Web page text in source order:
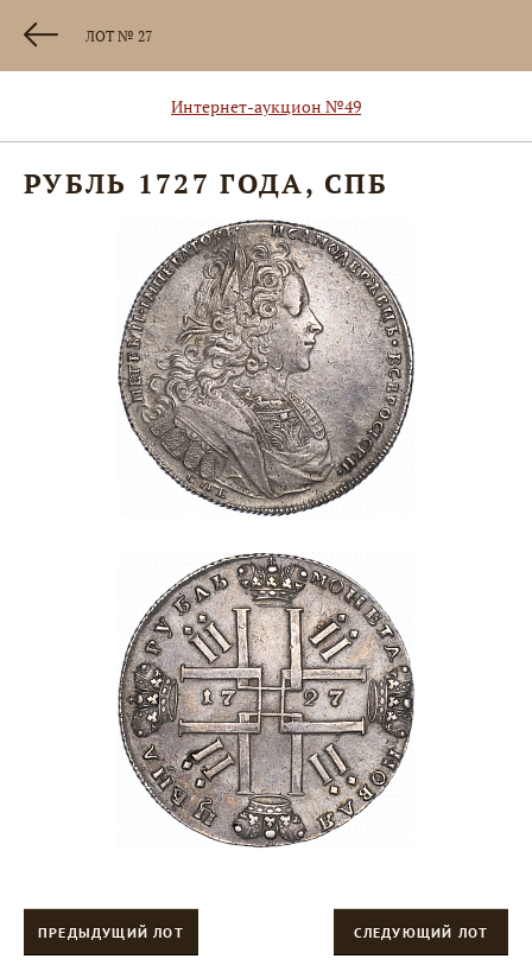
ЛОТ № 27
Интернет-аукцион №49
РУБЛЬ 1727 ГОДА, СПБ
ПРЕДЫДУЩИЙ ЛОТ СЛЕДУЮЩИЙ ЛОТ